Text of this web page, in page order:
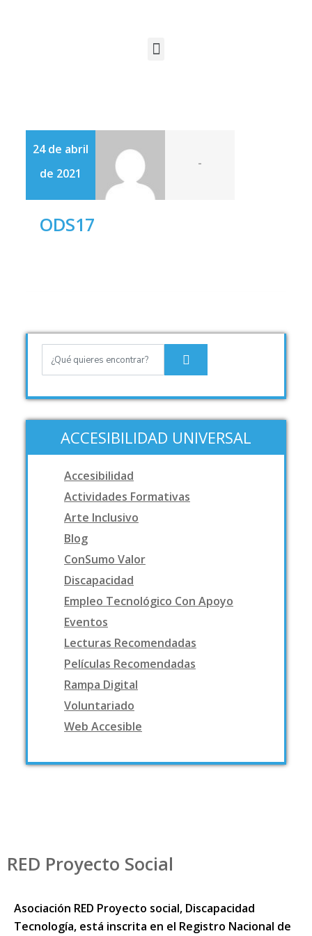
24 de abril
de 2021
-
ODS17
ACCESIBILIDAD UNIVERSAL
Accesibilidad
Actividades Formativas
Arte Inclusivo
Blog
ConSumo Valor
Discapacidad
Empleo Tecnológico Con Apoyo
Eventos
Lecturas Recomendadas
Películas Recomendadas
Rampa Digital
Voluntariado
Web Accesible
RED Proyecto Social
Asociación RED Proyecto social, Discapacidad
Tecnología, está inscrita en el Registro Nacional de